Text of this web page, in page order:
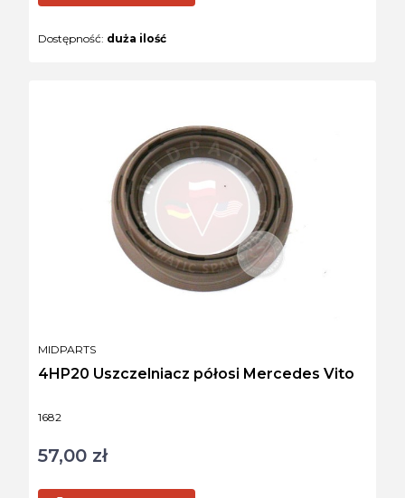
Dostępność: duża ilość
Kod produktu
1682
4HP20 Uszczelniacz półosi Mercedes Vito
PRODUCENT
MIDPARTS
Cena
57,00 zł